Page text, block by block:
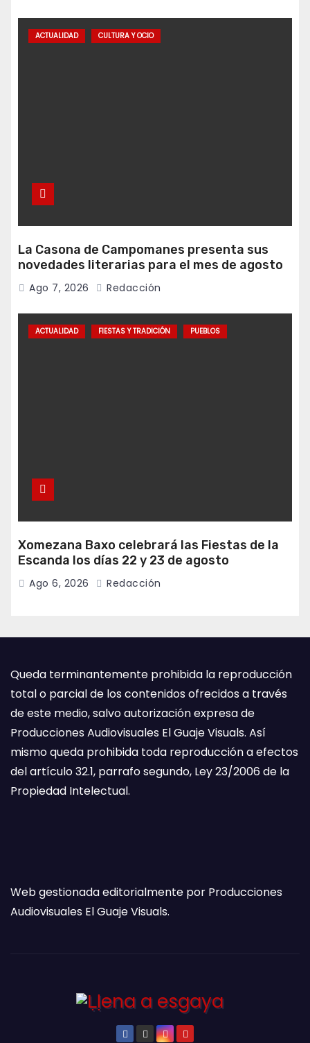
ACTUALIDAD CULTURA Y OCIO
La Casona de Campomanes presenta sus
novedades literarias para el mes de agosto
Ago 7, 2026 Redacción
ACTUALIDAD FIESTAS Y TRADICIÓN PUEBLOS
Xomezana Baxo celebrará las Fiestas de la
Escanda los días 22 y 23 de agosto
Ago 6, 2026 Redacción
Queda terminantemente prohibida la reproducción
total o parcial de los contenidos ofrecidos a través
de este medio, salvo autorización expresa de
Producciones Audiovisuales El Guaje Visuals. Así
mismo queda prohibida toda reproducción a efectos
del artículo 32.1, parrafo segundo, Ley 23/2006 de la
Propiedad Intelectual.
Web gestionada editorialmente por Producciones
Audiovisuales El Guaje Visuals.